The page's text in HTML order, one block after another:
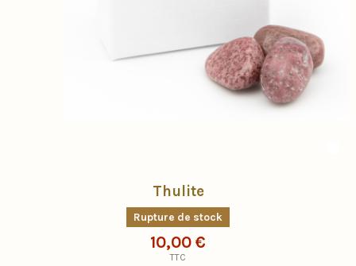
Thulite
Rupture de stock
10,00 €
TTC